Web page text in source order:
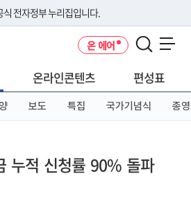
식 전자정부 누리집입니다.
도메인 주소를 사용하고 있다면 아래 URL에
세요
온 에어
온라인콘텐츠 편성표
보도 특집 국가기념식 종영
누적 신청률 90% 돌파